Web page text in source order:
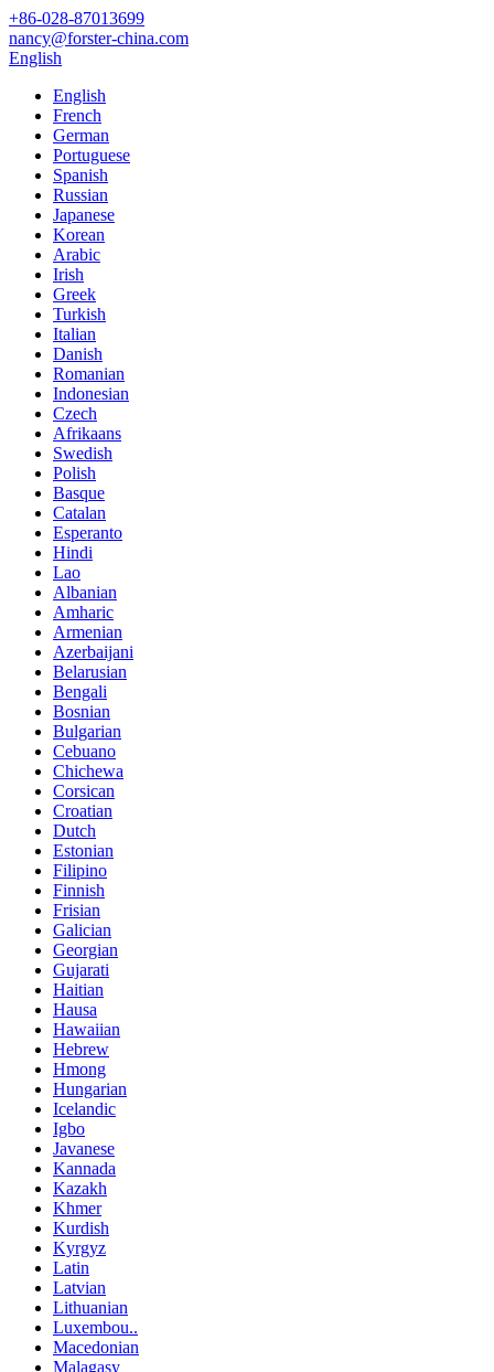
+86-028-87013699
nancy@forster-china.com
English
English
French
German
Portuguese
Spanish
Russian
Japanese
Korean
Arabic
Irish
Greek
Turkish
Italian
Danish
Romanian
Indonesian
Czech
Afrikaans
Swedish
Polish
Basque
Catalan
Esperanto
Hindi
Lao
Albanian
Amharic
Armenian
Azerbaijani
Belarusian
Bengali
Bosnian
Bulgarian
Cebuano
Chichewa
Corsican
Croatian
Dutch
Estonian
Filipino
Finnish
Frisian
Galician
Georgian
Gujarati
Haitian
Hausa
Hawaiian
Hebrew
Hmong
Hungarian
Icelandic
Igbo
Javanese
Kannada
Kazakh
Khmer
Kurdish
Kyrgyz
Latin
Latvian
Lithuanian
Luxembou..
Macedonian
Malagasy